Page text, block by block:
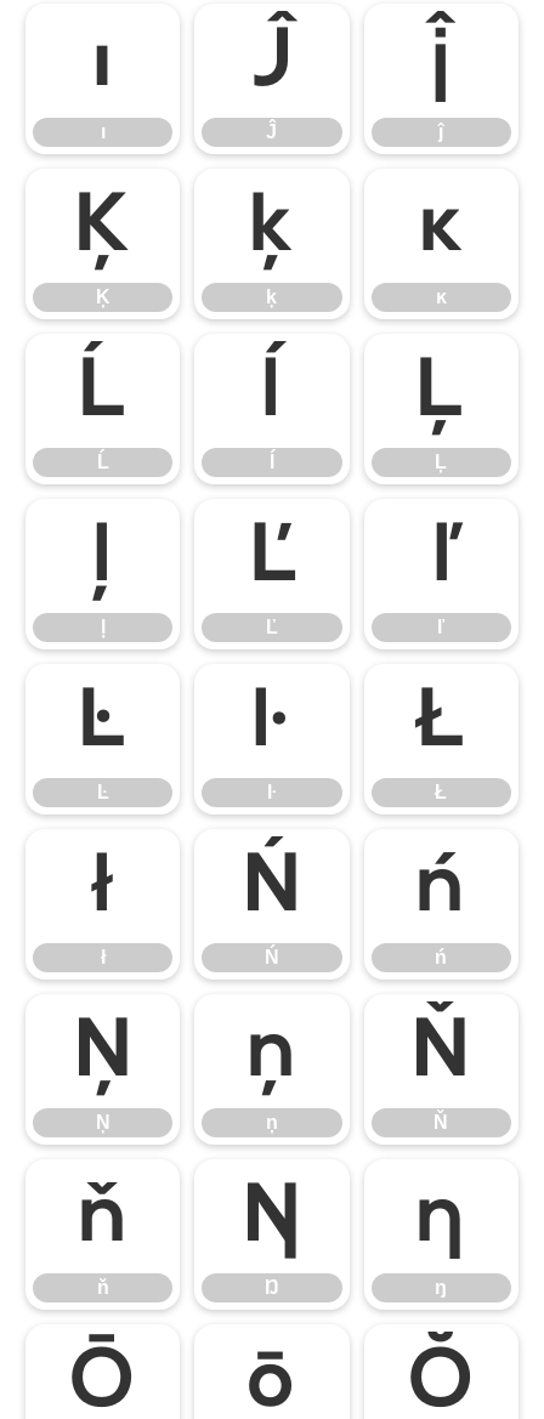
ı
ı
Ĵ
Ĵ
ĵ
ĵ
Ķ
Ķ
ķ
ķ
ĸ
ĸ
Ĺ
Ĺ
ĺ Ļ
Ļ
ļ Ľ
Ľ
ľ
ľ
Ŀ
Ŀ
ŀ
ŀ
Ł
Ł
ł
ł
Ń
Ń
ń
ń
Ņ
Ņ
ņ
ņ
Ň
Ň
ň
ň
Ŋ
Ŋ
ŋ
ŋ
Ō ō Ŏ